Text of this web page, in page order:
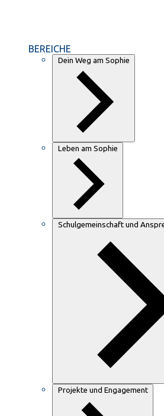
BEREICHE
Dein Weg am Sophie
Leben am Sophie
Schulgemeinschaft und
Projekte und Engagement